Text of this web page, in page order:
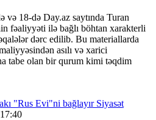
və 18-də Day.az saytında Turan
fəaliyyəti ilə bağlı böhtan xarakterli
dərc edilib. Bu materiallarda
asılı və xarici
tabe olan bir qurum kimi təqdim
Siyasət